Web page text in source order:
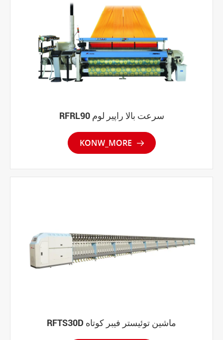
RFRL90 سرعت بالا راپیر لوم
KONW_MORE 
RFTS30D ماشین توئیستر فیبر کوتاه